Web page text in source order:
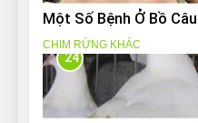
Một Số Bệnh Ở Bồ Câu
CHIM RỪNG KHÁC
24